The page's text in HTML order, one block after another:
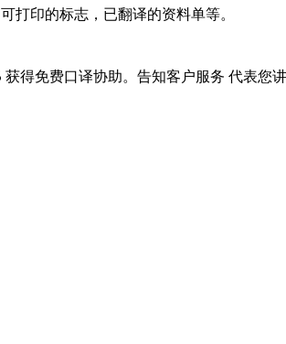
可打印的标志，已翻译的资料单等。
免费口译协助。告知客户服务 代表您